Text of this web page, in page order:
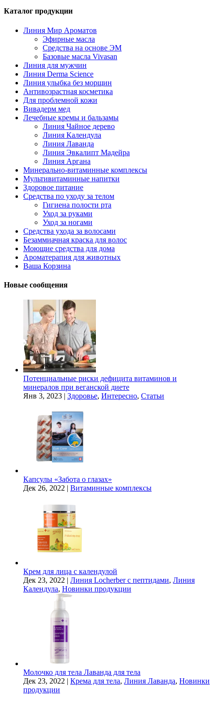
Каталог продукции
Линия Мир Ароматов
Эфирные масла
Средства на основе ЭМ
Базовые масла Vivasan
Линия для мужчин
Линия Derma Science
Линия улыбка без морщин
Антивозрастная косметика
Для проблемной кожи
Вивадерм мед
Лечебные кремы и бальзамы
Линия Чайное дерево
Линия Календула
Линия Лаванда
Линия Эвкалипт Мадейра
Линия Аргана
Минерально-витаминные комплексы
Мультивитаминные напитки
Здоровое питание
Средства по уходу за телом
Гигиена полости рта
Уход за руками
Уход за ногами
Средства ухода за волосами
Безаммиачная краска для волос
Моющие средства для дома
Ароматерапия для животных
Ваша Корзина
Новые сообщения
Потенциальные риски дефицита витаминов и
минералов при веганской диете
Янв 3, 2023 | Здоровье, Интересно, Статьи
Капсулы «Забота о глазах»
Дек 26, 2022 | Витаминные комплексы
Крем для лица с календулой
Дек 23, 2022 | Линия Locherber с пептидами, Линия
Календула, Новинки продукции
Молочко для тела Лаванда для тела
Дек 23, 2022 | Крема для тела, Линия Лаванда, Новинки
продукции